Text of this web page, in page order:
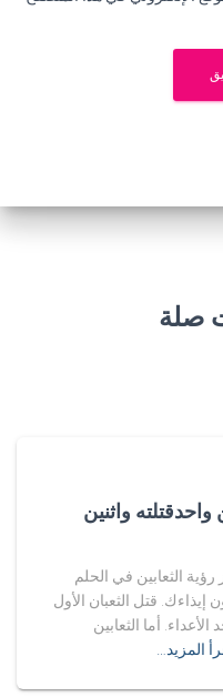
صلة
واثنين
الثعابين في الحلم
إيذاءك. قتل الثعبان الأول
أما الثعابين
المزيد…